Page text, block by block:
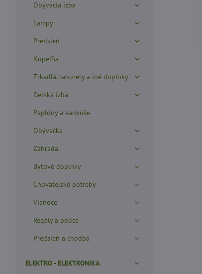
Obývacia izba
Lampy
Predsieň
Kúpeľňa
Zrkadlá, taburety a iné doplnky
Detská izba
Paplóny a vankúše
Obývačka
Záhrada
Bytové doplnky
Chovateľské potreby
Vianoce
Regály a police
Predsieň a chodba
ELEKTRO - ELEKTRONIKA